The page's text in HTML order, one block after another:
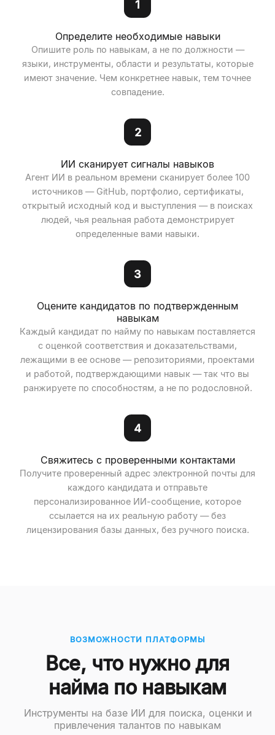
1
Определите необходимые навыки
Опишите роль по навыкам, а не по должности —
языки, инструменты, области и результаты, которые
имеют значение. Чем конкретнее навык, тем точнее
совпадение.
2
ИИ сканирует сигналы навыков
Агент ИИ в реальном времени сканирует более 100
источников — GitHub, портфолио, сертификаты,
открытый исходный код и выступления — в поисках
людей, чья реальная работа демонстрирует
определенные вами навыки.
3
Оцените кандидатов по подтвержденным
навыкам
Каждый кандидат по найму по навыкам поставляется
с оценкой соответствия и доказательствами,
лежащими в ее основе — репозиториями, проектами
и работой, подтверждающими навык — так что вы
ранжируете по способностям, а не по родословной.
4
Свяжитесь с проверенными контактами
Получите проверенный адрес электронной почты для
каждого кандидата и отправьте
персонализированное ИИ-сообщение, которое
ссылается на их реальную работу — без
лицензирования базы данных, без ручного поиска.
ВОЗМОЖНОСТИ ПЛАТФОРМЫ
Все, что нужно для
найма по навыкам
Инструменты на базе ИИ для поиска, оценки и
привлечения талантов по навыкам